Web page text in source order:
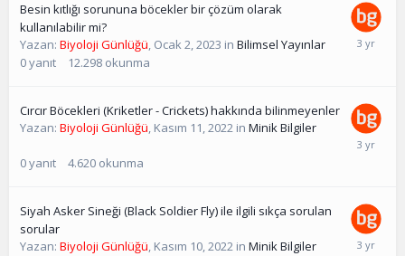
Besin kıtlığı sorununa böcekler bir çözüm olarak
kullanılabilir mi?
Yazan: Biyoloji Günlüğü, Ocak 2, 2023 in Bilimsel Yayınlar
0yanıt 12.298 okunma
Cırcır Böcekleri (Kriketler - Crickets) hakkında bilinmeyenler
Yazan: Biyoloji Günlüğü, Kasım 11, 2022 in Minik Bilgiler
0yanıt 4.620 okunma
Siyah Asker Sineği (Black Soldier Fly) ile ilgili sıkça sorulan
sorular
Yazan: Biyoloji Günlüğü, Kasım 10, 2022 in Minik Bilgiler